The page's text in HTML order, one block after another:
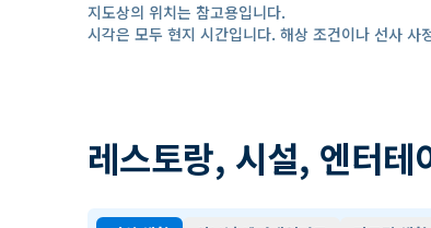
지도상의 위치는 참고용입니다.
시각은 모두 현지 시간입니다. 해상 조건이나 선사
레스토랑, 시설, 엔터테